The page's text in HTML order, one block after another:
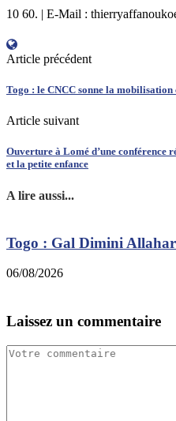
10 60. | E-Mail :
Article précédent
Togo : le CNCC sonne la
Article suivant
Ouverture à Lomé d’une conférence
et la petite enfance
A lire aussi...
Togo : Gal Dimini
06/08/2026
Laissez un commentaire